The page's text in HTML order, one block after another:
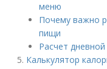
меню
Почему важно
пищи
Расчет
Калькулятор